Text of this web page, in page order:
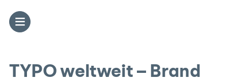
TYPO weltweit – Brand